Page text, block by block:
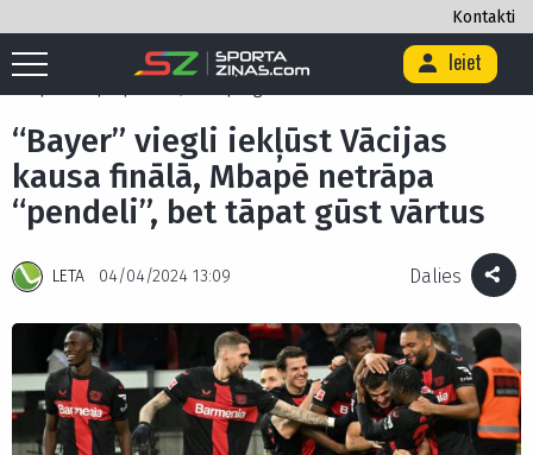
Kontakti
Ieiet
Sākums / Francija / “Bayer” viegli iekļūst Vācijas kausa finālā,
“Bayer” viegli iekļūst Vācijas
kausa finālā, Mbapē netrāpa
“pendeli”, bet tāpat gūst vārtus
LETA 04/04/2024 13:09 Dalies